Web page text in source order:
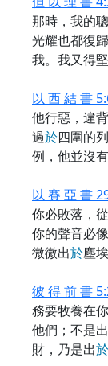
那時，我的
光耀也都復歸
我。我又得
以 西 結 書
他行惡，違
過於四圍的
例，他並沒有
以 賽 亞 書
你必敗落，
你的聲音必
微微出於塵埃
彼 得 前 書
務要牧養在
他們；不是出
財，乃是出於